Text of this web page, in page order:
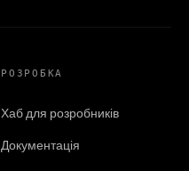
РОЗРОБКА
Хаб для розробників
Документація